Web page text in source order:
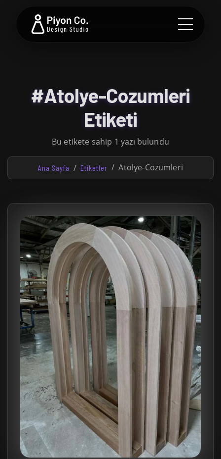
#Atolye-Cozumleri
Etiketi
Bu etikete sahip 1 yazı bulundu
Ana Sayfa Etiketler Atolye-Cozumleri